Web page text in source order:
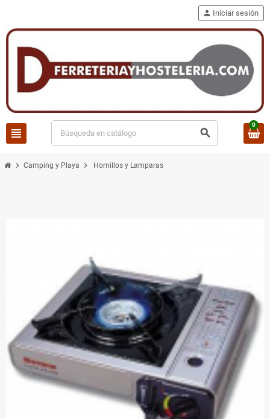
view_headline search
person Iniciar sesión
0
chevron_right Camping y Playa chevron_right Hornillos y Lamparas